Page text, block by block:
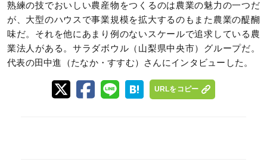
熟練の技でおいしい農産物をつくるのは農業の魅力の一つだ
が、大型のハウスで事業規模を拡大するのもまた農業の醍醐
味だ。それを他にあまり例のないスケールで追求している農
業法人がある。サラダボウル（山梨県中央市）グループだ。
代表の田中進（たなか・すすむ）さんにインタビューした。
URLをコピー